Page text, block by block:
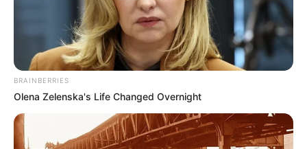
BRAINBERRIES
Olena Zelenska's Life Changed Overnight